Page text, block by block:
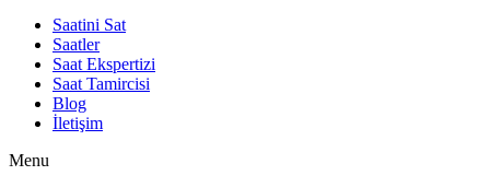
Saatini Sat
Saatler
Saat Ekspertizi
Saat Tamircisi
Blog
İletişim
Menu